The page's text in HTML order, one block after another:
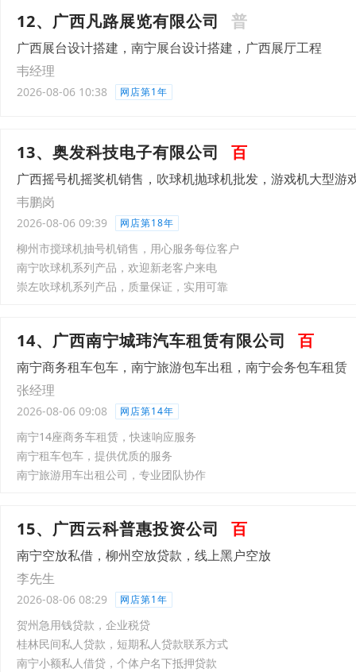
12、广西凡路展览有限公司 普
广西展台设计搭建，南宁展台设计搭建，广西展厅工程
韦经理
2026-08-06 10:38 网店第1年
13、奥发科技电子有限公司 百
广西摇号机摇奖机销售，吹球机抛球机批发，游戏机大型游
韦鹏岗
2026-08-06 09:39 网店第18年
柳州市搅球机抽号机销售，用心服务每位客户
南宁吹球机系列产品，欢迎新老客户来电
崇左吹球机系列产品，质量保证，实用可靠
14、广西南宁城玮汽车租赁有限公司 百
南宁商务租车包车，南宁旅游包车出租，南宁会务包车租赁
张经理
2026-08-06 09:08 网店第14年
南宁14座商务车租赁，快速响应服务
南宁租车包车，提供优质的服务
南宁旅游用车出租公司，专业团队协作
15、广西云科普惠投资公司 百
南宁空放私借，柳州空放贷款，线上黑户空放
李先生
2026-08-06 08:29 网店第1年
贺州急用钱贷款，企业税贷
桂林民间私人贷款，短期私人贷款联系方式
南宁小额私人借贷，个体户名下抵押贷款